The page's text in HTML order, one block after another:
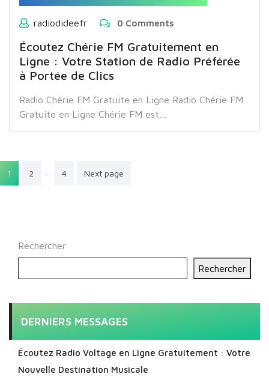
radiodideefr 0 Comments
Écoutez Chérie FM Gratuitement en
Ligne : Votre Station de Radio Préférée
à Portée de Clics
Radio Chérie FM Gratuite en Ligne Radio Chérie FM
Gratuite en Ligne Chérie FM est…
Pagination
1 2 4 Next page
Rechercher
Rechercher
DERNIERS MESSAGES
Écoutez Radio Voltage en Ligne Gratuitement : Votre
Nouvelle Destination Musicale